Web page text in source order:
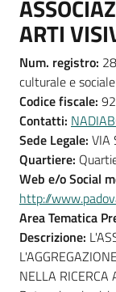
ARTI
Num. registro:
culturale e sociale
Codice fiscale:
Contatti:
Sede Legale: VIA
Quartiere:
Web e/o Social
http://
Area Tematica
Descrizione:
NELLA RICERCA